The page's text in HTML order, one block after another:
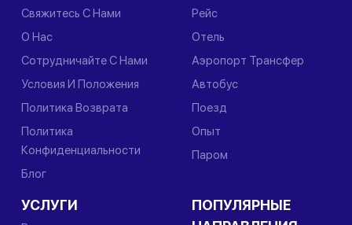
Свяжитесь С Нами
О Нас
Сотрудничайте С Нами
Условия И Положения
Политика Возврата
Политика
Конфиденциальности
Блог
Рейс
Отель
Аэропорт Трансфер
Автобус
Поезд
Опыт
Паром
УСЛУГИ
ПОПУЛЯРНЫЕ